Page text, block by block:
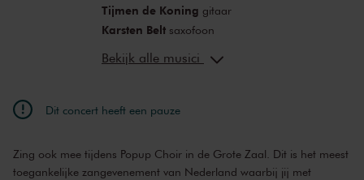
Tijmen de Koning gitaar
Karsten Beltsaxofoon
Roeland Scherff
Jasmijn de Graafcello
Bekijk alle musici
Dit concert heeft een pauze
Zing ook mee tijdens Popup Choir in de Grote Zaal. Dit is het meest
toegankelijke zangevenement van Nederland waarbij jij met